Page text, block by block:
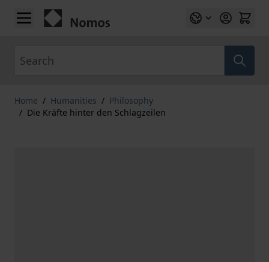
Skip to Content
Home / Humanities / Philosophy
/ Die Kräfte hinter den Schlagzeilen